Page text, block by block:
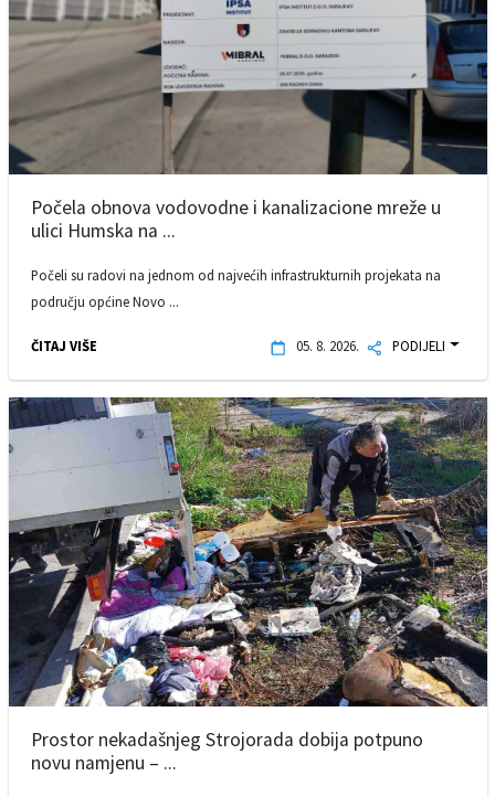
Počela obnova vodovodne i kanalizacione mreže u
ulici Humska na ...
Počeli su radovi na jednom od najvećih infrastrukturnih projekata na
području općine Novo ...
ČITAJ VIŠE 05. 8. 2026. PODIJELI
Prostor nekadašnjeg Strojorada dobija potpuno
novu namjenu – ...